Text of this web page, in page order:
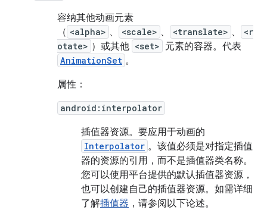
容纳其他动画元素
（ <alpha> 、 <scale> 、 <translate> 、
<r
otate> ）或其他 <set> 元素的容器。代表
AnimationSet 。
属性：
android:interpolator
插值器资源。 要应用于动画的
Interpolator 。该值必须是对指定插值
器的资源的引用，而不是插值器类名称。
您可以使用平台提供的默认插值器资源，
也可以创建自己的插值器资源。如需详细
了解插值器 ，请参阅以下论述。